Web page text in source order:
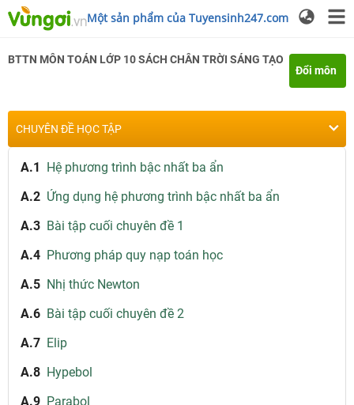
Một sản phẩm của Tuyensinh247.com
BTTN MÔN TOÁN LỚP 10SÁCH CHÂN TRỜI SÁNG TẠO
Đổi môn
CHUYÊN ĐỀ HỌC TẬP
A.1 Hệ phương trình bậc nhất ba ẩn
A.2 Ứng dụng hệ phương trình bậc nhất ba ẩn
A.3 Bài tập cuối chuyên đề 1
A.4 Phương pháp quy nạp toán học
A.5 Nhị thức Newton
A.6 Bài tập cuối chuyên đề 2
A.7 Elip
A.8 Hypebol
A.9 Parabol